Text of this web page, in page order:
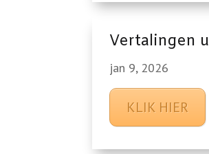
Vertalingen
jan 9, 2026
KLIK HIER